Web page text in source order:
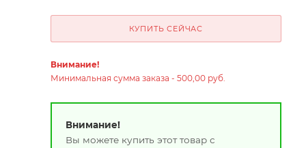
КУПИТЬ СЕЙЧАС
Внимание!
Минимальная сумма заказа - 500,00 руб.
Внимание!
Вы можете купить этот товар с